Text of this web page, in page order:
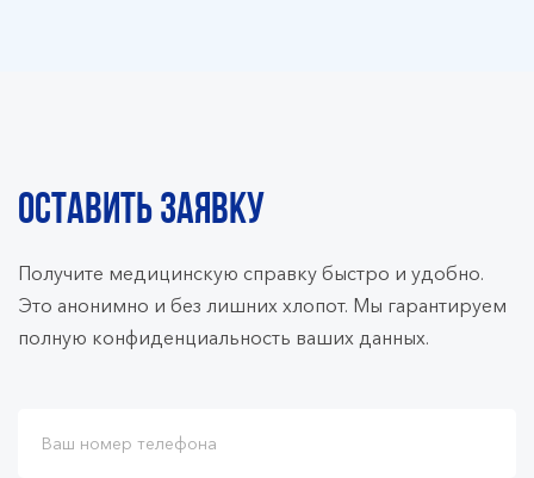
ОСТАВИТЬ ЗАЯВКУ
Получите медицинскую справку быстро и удобно.
Это анонимно и без лишних хлопот. Мы гарантируем
полную конфиденциальность ваших данных.